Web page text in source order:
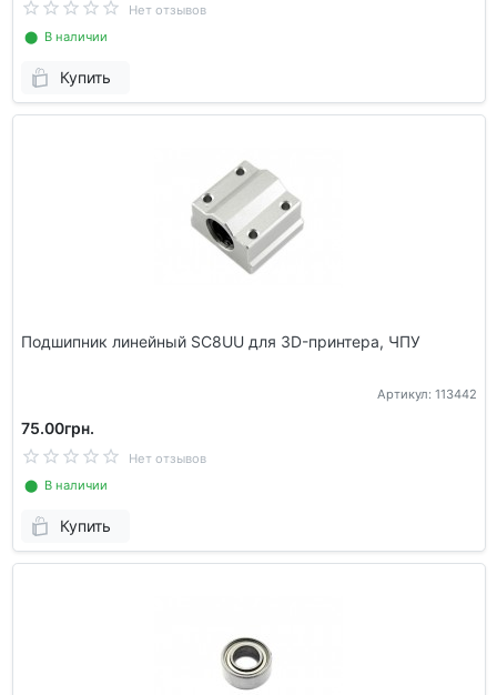
Нет отзывов
⬤ В наличии
Купить
Подшипник линейный SC8UU для 3D-принтера, ЧПУ
Артикул: 113442
75.00грн.
Нет отзывов
⬤ В наличии
Купить